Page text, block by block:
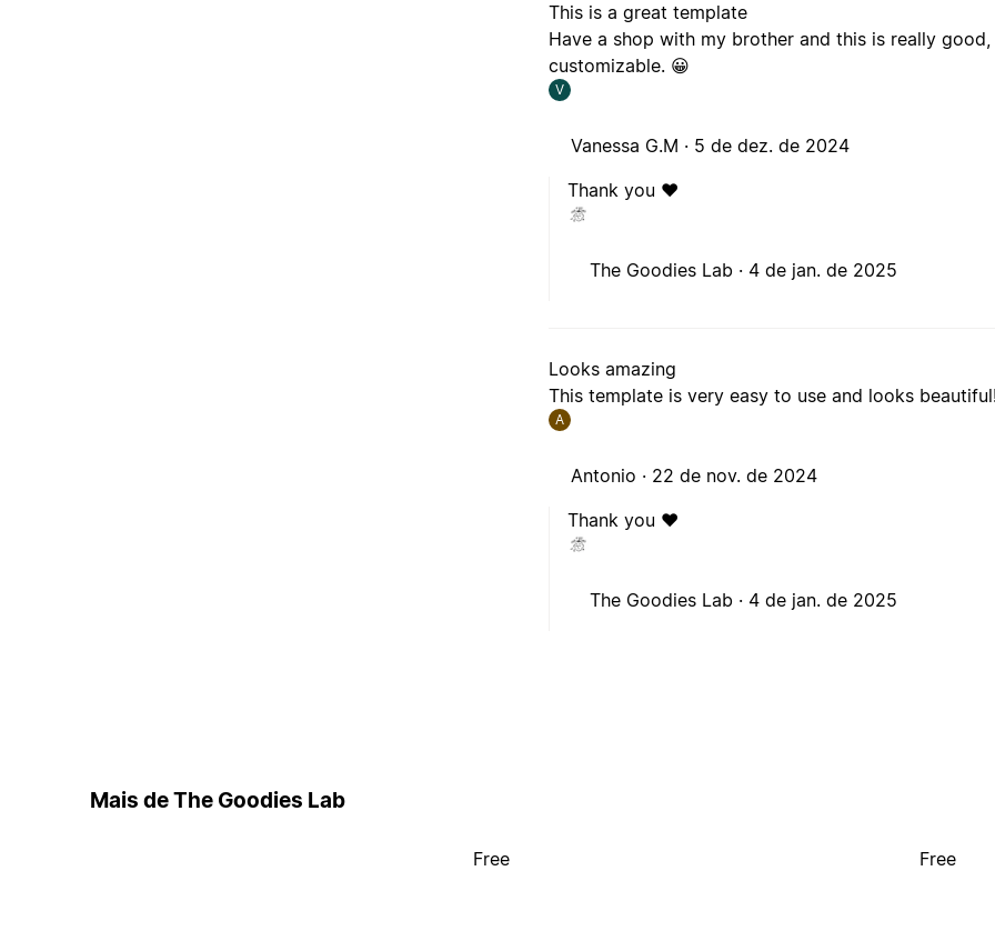
This is a great template
Have a shop with my brother and this is really
customizable. 😀
V
Vanessa G.M · 5 de dez. de 2024
Thank you ❤️
The Goodies Lab · 4 de jan. de 2025
Looks amazing
This template is very easy to use and looks
A
Antonio · 22 de nov. de 2024
Thank you ❤️
The Goodies Lab · 4 de jan. de 2025
Mais de The Goodies Lab
Free Free